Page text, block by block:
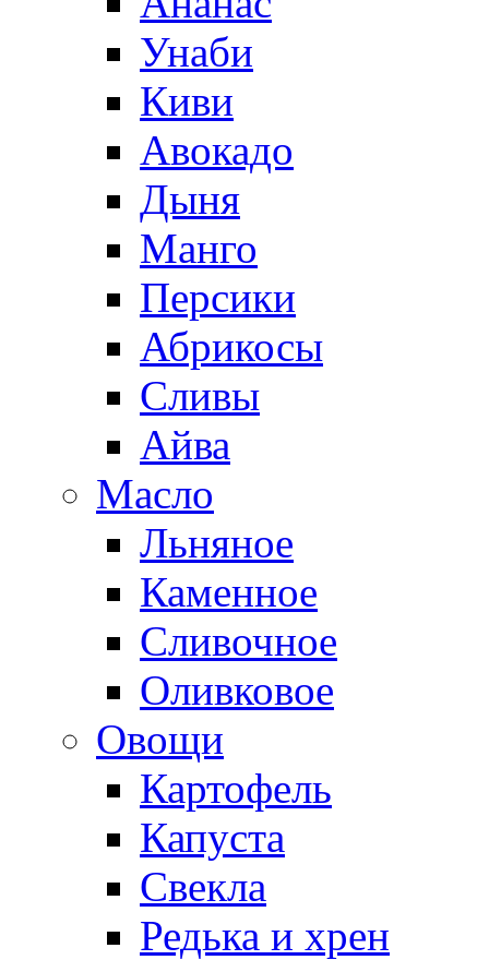
Унаби
Киви
Авокадо
Дыня
Манго
Персики
Абрикосы
Сливы
Айва
Масло
Льняное
Каменное
Сливочное
Оливковое
Овощи
Картофель
Капуста
Свекла
Редька и хрен